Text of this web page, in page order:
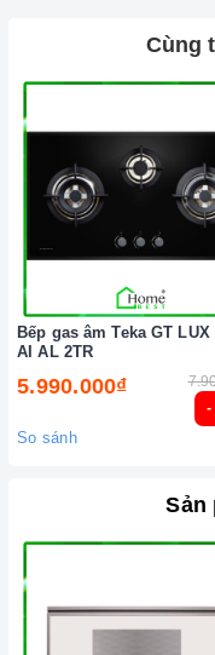
Cùng
-
Bếp gas âm Teka GT LUX
AI AL 2TR
5.990.000₫
So sánh
Sản